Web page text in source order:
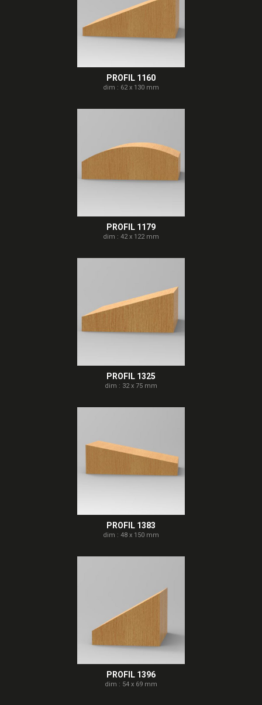
PROFIL 1160
dim : 62 x 130 mm
PROFIL 1179
dim : 42 x 122 mm
PROFIL 1325
dim : 32 x 75 mm
PROFIL 1383
dim : 48 x 150 mm
PROFIL 1396
dim : 54 x 69 mm